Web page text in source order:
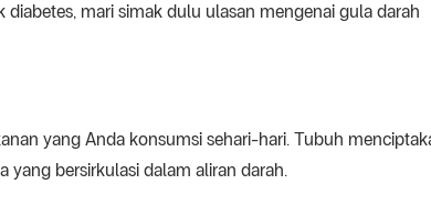
mari simak dulu ulasan mengenai gula darah
yang Anda konsumsi sehari-hari. Tubuh
bersirkulasi dalam aliran darah.